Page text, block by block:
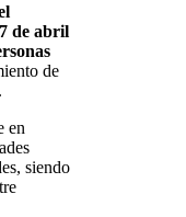
de abril
de
en
siendo